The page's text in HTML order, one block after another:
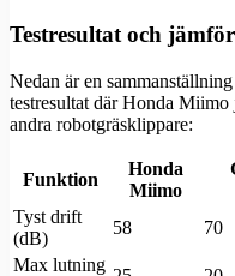
Testresultat och
Nedan är en
testresultat där Honda Miimo
andra robotgräsklippare:
Funktion
Honda
Miimo
Tyst drift
(dB)
58
70
Max lutning